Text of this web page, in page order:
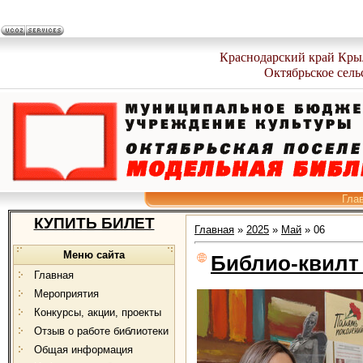
Краснодарский край
Октябрьское
КУПИТЬ БИЛЕТ
Меню сайта
Главная
Мероприятия
Конкурсы, акции, проекты
Отзыв о работе библиотеки
Общая информация
Главная » 2025 » Май » 06
Библио-